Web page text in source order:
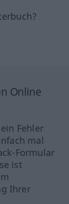
Online
Fehler
mal
Formular
ist
Ihrer